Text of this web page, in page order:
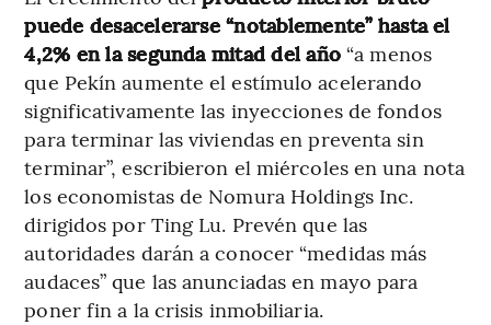
puede desacelerarse “notablemente” hasta el
4,2% en la segunda mitad del año “a menos
que Pekín aumente el estímulo acelerando
significativamente las inyecciones de fondos
para terminar las viviendas en preventa sin
terminar”, escribieron el miércoles en una nota
los economistas de Nomura Holdings Inc.
dirigidos por Ting Lu. Prevén que las
autoridades darán a conocer “medidas más
audaces” que las anunciadas en mayo para
poner fin a la crisis inmobiliaria.